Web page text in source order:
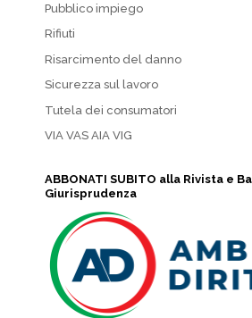
Pubblico impiego
Rifiuti
Risarcimento del danno
Sicurezza sul lavoro
Tutela dei consumatori
VIA VAS AIA VIG
ABBONATI SUBITO alla Rivista e
Giurisprudenza